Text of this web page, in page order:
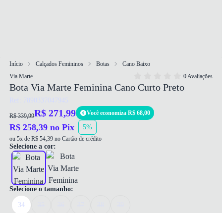
Início Calçados Femininos Botas
Cano Baixo
Via Marte
0 Avaliações
Bota Via Marte Feminina Cano Curto Preto
Ref: 7890337047945
R$ 339,99R$ 271,99 Você economiza R$ 68,00
R$ 258,39 no Pix 5%
ou 5x de R$ 54,39 no Cartão de crédito
Selecione a cor:
Selecione o tamanho:
34